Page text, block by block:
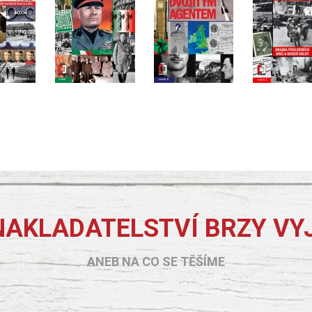
BRZY
ANEB NA CO SE TĚŠÍME